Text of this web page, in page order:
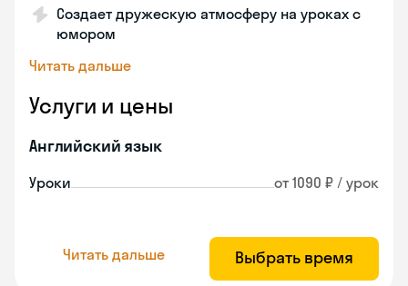
Создает дружескую атмосферу на уроках с
юмором
Читать дальше
Услуги и цены
Английский язык
Уроки от 1090 ₽ / урок
Читать дальше Выбрать время